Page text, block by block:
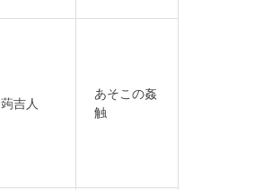
蒟吉人
あそこの姦
触